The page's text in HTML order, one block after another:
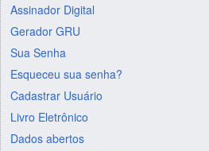
Assinador Digital
Gerador GRU
Sua Senha
Esqueceu sua senha?
Cadastrar Usuário
Livro Eletrônico
Dados abertos